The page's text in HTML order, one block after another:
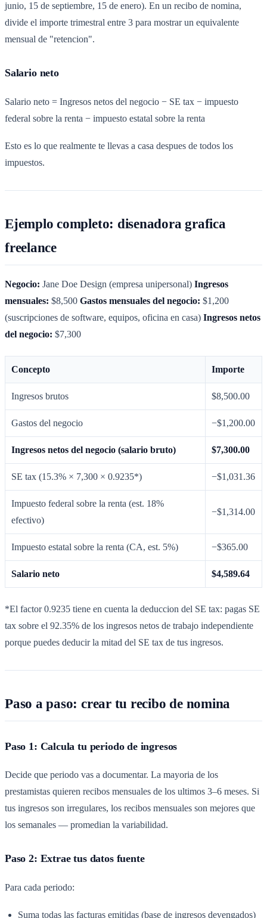
junio, 15 de septiembre, 15 de enero). En un recibo de nomina,
divide el importe trimestral entre 3 para mostrar un equivalente
mensual de "retencion".
Salario neto
Salario neto = Ingresos netos del negocio − SE tax − impuesto
federal sobre la renta − impuesto estatal sobre la renta
Esto es lo que realmente te llevas a casa despues de todos los
impuestos.
Ejemplo completo: disenadora grafica
freelance
Negocio: Jane Doe Design (empresa unipersonal) Ingresos
mensuales: $8,500 Gastos mensuales del negocio: $1,200
(suscripciones de software, equipos, oficina en casa) Ingresos netos
del negocio: $7,300
Concepto Importe
Ingresos brutos $8,500.00
Gastos del negocio −$1,200.00
Ingresos netos del negocio (salario bruto) $7,300.00
SE tax (15.3% × 7,300 × 0.9235*) −$1,031.36
Impuesto federal sobre la renta (est. 18%
efectivo)
−$1,314.00
Impuesto estatal sobre la renta (CA, est. 5%) −$365.00
Salario neto $4,589.64
*El factor 0.9235 tiene en cuenta la deduccion del SE tax: pagas SE
tax sobre el 92.35% de los ingresos netos de trabajo independiente
porque puedes deducir la mitad del SE tax de tus ingresos.
Paso a paso: crear tu recibo de nomina
Paso 1: Calcula tu periodo de ingresos
Decide que periodo vas a documentar. La mayoria de los
prestamistas quieren recibos mensuales de los ultimos 3–6 meses. Si
tus ingresos son irregulares, los recibos mensuales son mejores que
los semanales — promedian la variabilidad.
Paso 2: Extrae tus datos fuente
Para cada periodo:
Suma todas las facturas emitidas (base de ingresos devengados)